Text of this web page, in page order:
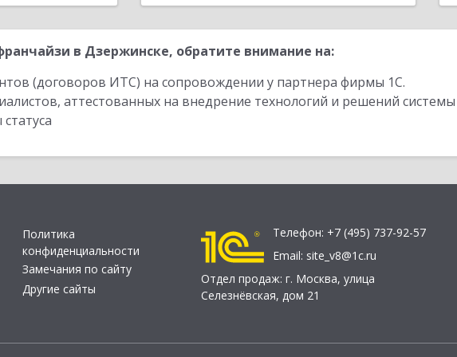
в Дзержинске, обратите внимание на:
(договоров ИТС) на сопровождении у партнера фирмы 1С.
аттестованных на внедрение технологий и решений
Политика
конфиденциальности
Замечания по сайту
Другие сайты
Телефон: +7 (495) 737-92-57
Email: site_v8@1c.ru
Отдел продаж: г. Москва, улица
Селезнёвская, дом 21